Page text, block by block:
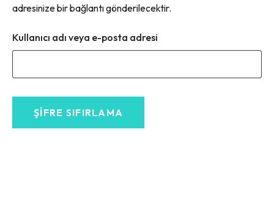
adresinize bir bağlantı gönderilecektir.
Kullanıcı adı veya e-posta adresi
ŞIFRE SIFIRLAMA